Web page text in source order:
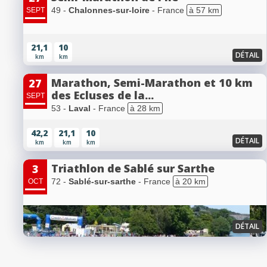
SEPT 49 - Chalonnes-sur-loire - France à 57 km
21,1
km
10
km DÉTAIL
27
SEPT
Marathon, Semi-Marathon et 10 km
des Ecluses de la...
53 - Laval - France à 28 km
42,2
km
21,1
km
10
km DÉTAIL
3
OCT
Triathlon de Sablé sur Sarthe
72 - Sablé-sur-sarthe - France à 20 km
DÉTAIL